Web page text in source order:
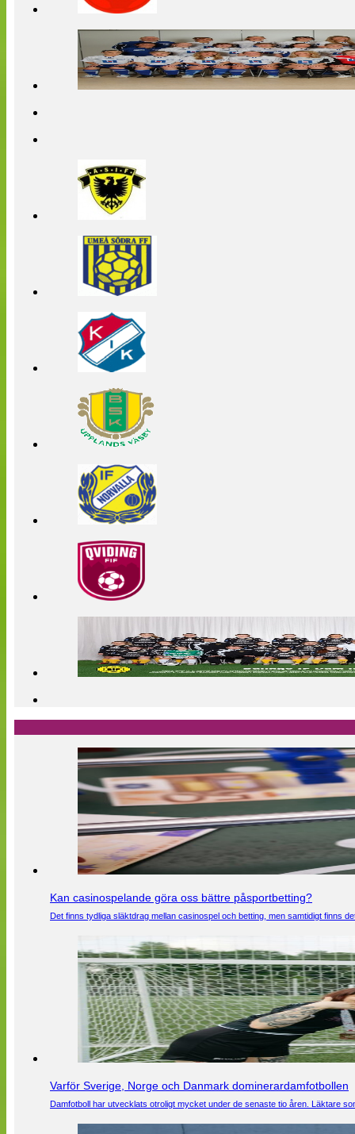
Kan casinospelande göra oss bättre påsportbetting?
Det finns tydliga släktdrag mellan casinospel och betting, men samtidigt finns
Varför Sverige, Norge och Danmark dominerardamfotbollen
Damfotboll har utvecklats otroligt mycket under de senaste tio åren. Läktare